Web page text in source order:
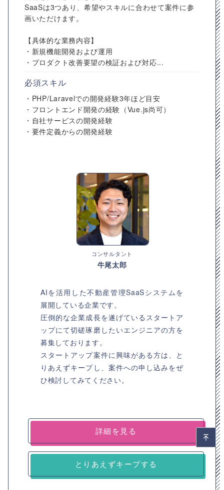
SaaSは3つあり、希望やスキルに合わせて案件に参
画いただけます。
【具体的な業務内容】
・新規機能開発および運用
・プロダクト改善要望の検証および対応...
必須スキル
・PHP/Laravelでの開発経験3年ほど目安
・フロントエンド開発の経験（Vue.js尚可）
・自社サービスの開発経験
・要件定義からの開発経験
コンサルタント
牛尾太郎
AIを活用した不動産管理SaaSシステムを
展開している企業です。
圧倒的な企業成長を遂げているスタートア
ップにて切磋琢磨したいエンジニアの方を
募集しております。
スタートアップ案件に興味がある方は、と
りあえずキープし、案件への申し込みをぜ
ひ検討してみてください。
詳細を見る
とりあえずキープする